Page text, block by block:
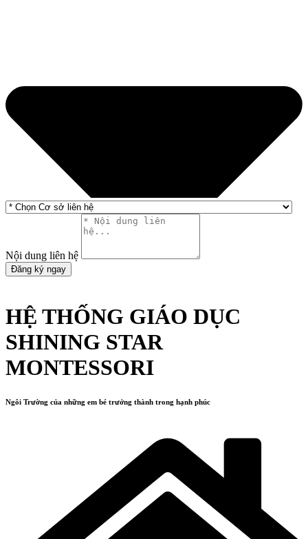
Nội dung liên hệ
Đăng ký ngay
HỆ THỐNG GIÁO DỤC
SHINING STAR
MONTESSORI
Ngôi Trường của những em bé trưởng thành trong hạnh phúc